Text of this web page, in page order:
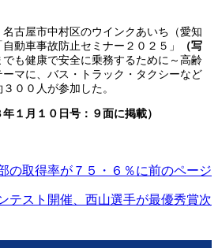
古屋市中村区のウインクあいち（愛知
動車事故防止セミナー２０２５」
（写
も健康で安全に乗務するために～高齢
マに、バス・トラック・タクシーなど
００人が参加した。
１月１０日号：９面に掲載）
の取得率が７５・６％に前のページ
テスト開催、西山選手が最優秀賞次